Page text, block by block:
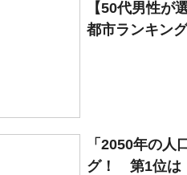
【50代男性が
都市ランキン
「2050年の
グ！ 第1位は